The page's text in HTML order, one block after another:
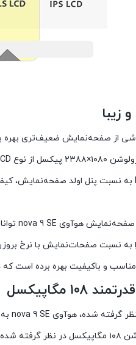
زیبا
و با‌کیفیت بهره برده است
مگاپیکسل